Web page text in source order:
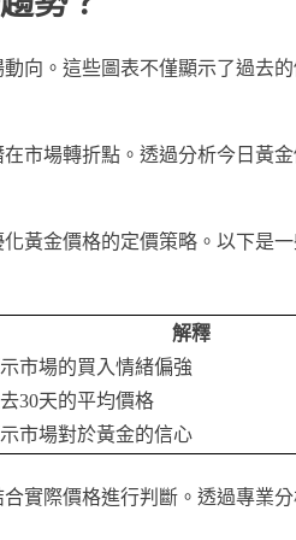
向。這些圖表不僅顯示了過去的
市場轉折點。透過分析今日黃
黃金價格的定價策略。以下是
解釋
市場的買入情緒偏強
30天的平均價格
市場對於黃金的信心
實際價格進行判斷。透過專業